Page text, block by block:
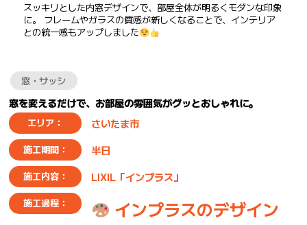
スッキリとした内窓デザインで、部屋全体が明るくモダンな印象
に。 フレームやガラスの質感が新しくなることで、インテリア
との統一感もアップしました
窓・サッシ
窓を変えるだけで、お部屋の雰囲気がグッとおしゃれに。
エリア： さいたま市
施工期間： 半日
施工内容： LIXIL「インプラス」
施工過程： インプラスのデザイン